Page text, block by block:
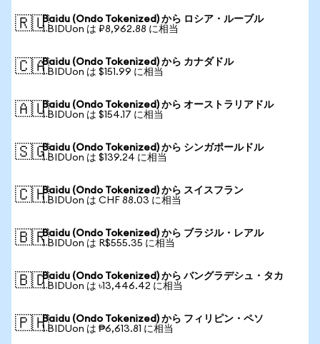
🇷🇺Baidu (Ondo Tokenized) から ロシア・ルーブル
1 BIDUon は ₽8,962.88 に相当
🇨🇦Baidu (Ondo Tokenized) から カナダドル
1 BIDUon は $151.99 に相当
🇦🇺Baidu (Ondo Tokenized) から オーストラリアドル
1 BIDUon は $154.17 に相当
🇸🇬Baidu (Ondo Tokenized) から シンガポールドル
1 BIDUon は $139.24 に相当
🇨🇭Baidu (Ondo Tokenized) から スイスフラン
1 BIDUon は CHF 88.03 に相当
🇧🇷Baidu (Ondo Tokenized) から ブラジル・レアル
1 BIDUon は R$555.35 に相当
🇧🇩Baidu (Ondo Tokenized) から バングラデシュ・タカ
1 BIDUon は ৳13,446.42 に相当
🇵🇭Baidu (Ondo Tokenized) から フィリピン・ペソ
1 BIDUon は ₱6,613.81 に相当